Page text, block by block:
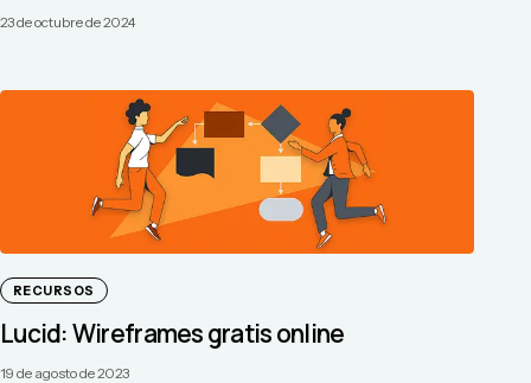
23 de octubre de 2024
RECURSOS
Lucid: Wireframes gratis online
19 de agosto de 2023